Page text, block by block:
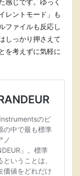
感じです。ゆっく
レントモード」も
ファイルも反応し
しっかり押さえて
を考えずに気軽に